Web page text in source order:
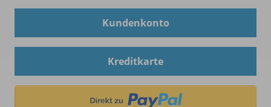
Kundenkonto
Kreditkarte